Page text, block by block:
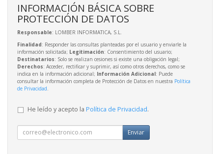
INFORMACIÓN BÁSICA SOBRE
PROTECCIÓN DE DATOS
Responsable: LOMBER INFORMATICA, S.L.
Finalidad: Responder las consultas planteadas por el usuario y enviarle la
información solicitada; Legitimación: Consentimiento del usuario;
Destinatarios: Solo se realizan cesiones si existe una obligación legal;
Derechos: Acceder, rectificar y suprimir, así como otros derechos, como se
indica en la información adicional; Información Adicional: Puede
consultar la información completa de Protección de Datos en nuestra Política
de Privacidad
He leído y acepto la Política de Privacidad.
Enviar